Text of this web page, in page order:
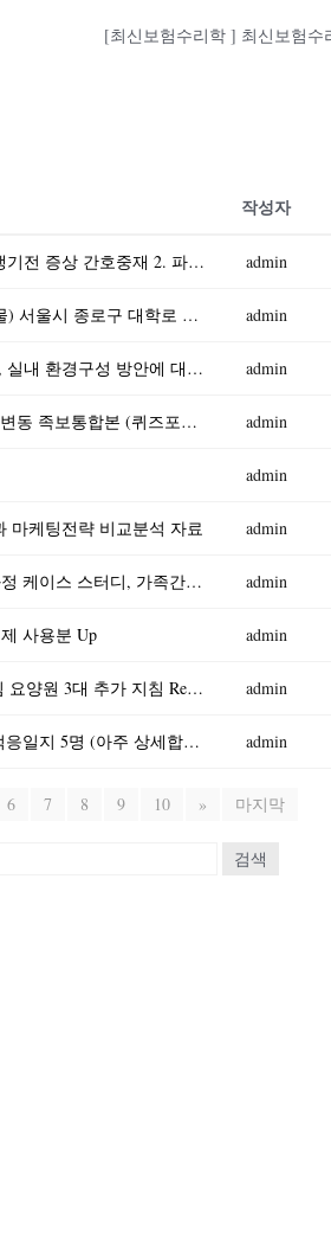
작성자
기초간호과학 2025) 1. 인플루엔자 바이러스 발생기전 증상 간호중재 2. 파종성혈관내응고증후군(DIC) 발생기전 증상 간호중재 3. 표적치료제 정의, 암종별, 부작용, 간호중재 admin
부동산법제 2025년 1학기 방송통신대 중간과제물) 서울시 종로구 대학로 이화사거리 근처에 꼬마 빌딩 甲이 차용금 1억 원을 변제하지 못하자 丙은 2025년 3월 15일 근저당권에 admin
유아교육과1)유아의 놀이주제 한 가지를 정하고, 실내 환경구성 방안에 대해 기술하시오. 유보통합에 따른 현재 유아교육, 보육 정책 흐름과 변화, 이슈 등과 관련된 뉴스 또는 신문기 admin
이러닝 사이버강의 족보 자료실 문화기술과사회변동 족보통합본 (퀴즈포함) 업로드 admin
admin
마케팅전략 비교분석 자료 admin
A+자료입니다)지역사회간호학 자료 가족간호과정 케이스 스터디, 가족간호진단 3가지 보고서 admin
사용분 Up admin
고충처리 지침 야간근무 지침 인권침해 대응지침 요양원 3대 추가 지침 Report admin
2023년 만0세 신입원아 적응일지 / 일주일분량 적응일지 5명 (아주 상세합니다) admin
6 7 8 9 10 » 마지막
검색